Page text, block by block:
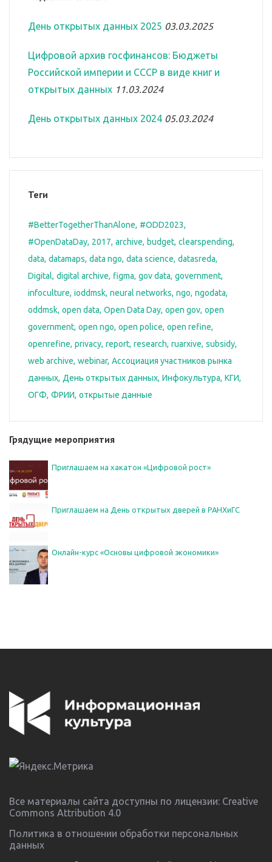
День открытых данных 2025 03.03.2025
Цифровой архив госфинансов: Бюджеты
Российской империи и СССР в виде книг и
открытых данных 11.03.2024
День открытых данных 2024 05.03.2024
Теги
#BetterTogetherThanAlone #ODD2023
#OpenDataDay 2017 archive budget clearspending
data datamaps data ngo data science datasreda
Digital digital archive figma gov data government
infoculture ioddmsk neural networks ngo ngodata
oddmsk open data Open Data Day open gov open
government open ngo open police open refine
openrefine privacy report research ruarxive subsidy
web archive webinar Ассоциация участников рынка
данных День открытых данных Инфокультура КГИ
ОГФ ФРИИ открытые данные
Грядущие мероприятия
Приглашаем на хакатон «Цифровой рост»
Приглашаем на День открытых дверей в РАНХиГС
Онлайн-курс «Основы цифровой экономики»
Все материалы сайта доступны по лицензии: Creative
Commons Attribution 4.0
Политика в отношении обработки персональных
данных